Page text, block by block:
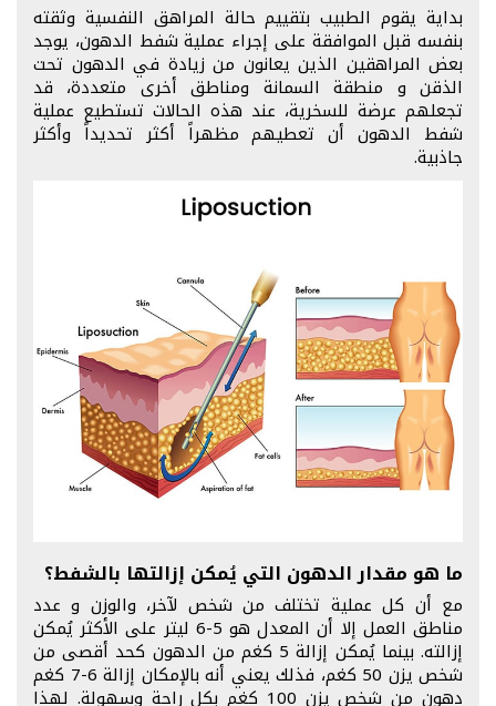
بداية يقوم الطبيب بتقييم حالة المراهق النفسية وثقته
بنفسه قبل الموافقة على إجراء عملية شفط الدهون، يوجد
بعض المراهقين الذين يعانون من زيادة في الدهون تحت
الذقن و منطقة السمانة ومناطق أخرى متعددة، قد
تجعلهم عرضة للسخرية، عند هذه الحالات تستطيع عملية
شفط الدهون أن تعطيهم مظهراً أكثر تحديداً وأكثر
جاذبية.
ما هو مقدار الدهون التي يُمكن إزالتها بالشفط؟
مع أن كل عملية تختلف من شخص لآخر، والوزن و عدد
مناطق العمل إلا أن المعدل هو 5-6 ليتر على الأكثر يُمكن
إزالته. بينما يُمكن إزالة 5 كغم من الدهون كحد أقصى من
شخص يزن 50 كغم، فذلك يعني أنه بالإمكان إزالة 6-7 كغم
دهون من شخص يزن 100 كغم بكل راحة وسهولة. لهذا